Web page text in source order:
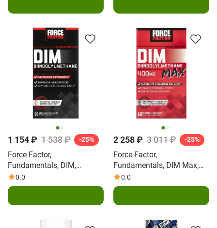
1 154 ₽ 1 538 ₽ -25%
Force Factor,
Fundamentals, DIM,
дииндолилметан,
30 вегетарианских капсул
0.0
2 258 ₽ 3 011 ₽ -25%
Force Factor,
Fundamentals, DIM Max,
400 мг, 60 растительных
капсул (200 мг на
0.0